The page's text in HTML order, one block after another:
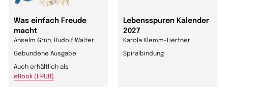
Was einfach Freude
macht
Anselm Grün, Rudolf Walter
Gebundene Ausgabe
Auch erhältlich als
eBook (EPUB)
Lebensspuren Kalender
2027
Karola Klemm-Hertner
Spiralbindung